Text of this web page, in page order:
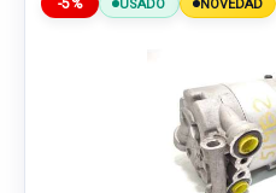
-5% USADO NOVEDAD